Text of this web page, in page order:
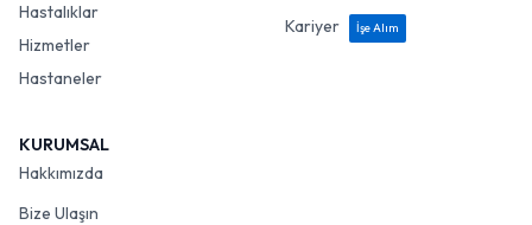
Hastalıklar
Hizmetler
Hastaneler
Kariyer
İşe Alım
KURUMSAL
Hakkımızda
Bize Ulaşın